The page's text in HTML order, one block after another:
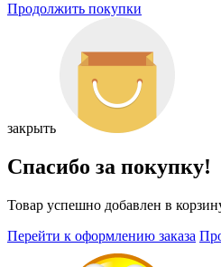
Продолжить покупки
закрыть
Спасибо за покупку!
Товар успешно добавлен в
Перейти к оформлению заказа